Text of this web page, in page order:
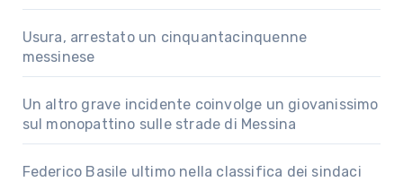
Usura, arrestato un cinquantacinquenne
messinese
Un altro grave incidente coinvolge un giovanissimo
sul monopattino sulle strade di Messina
Federico Basile ultimo nella classifica dei sindaci